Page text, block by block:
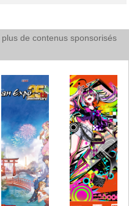
plus de contenus sponsorisés